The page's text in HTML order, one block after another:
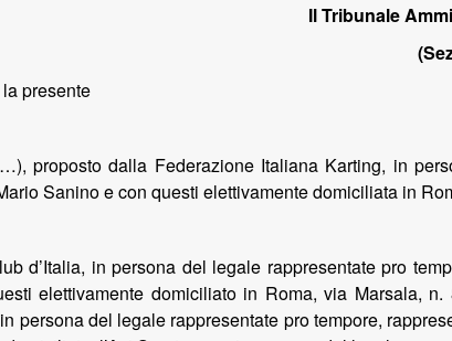
Il Tribunale
presente
proposto dalla Federazione Italiana Karting, in
Sanino e con questi elettivamente domiciliata in
d’Italia, in persona del legale rappresentate pro
elettivamente domiciliato in Roma, via Marsala,
persona del legale rappresentate pro tempore,